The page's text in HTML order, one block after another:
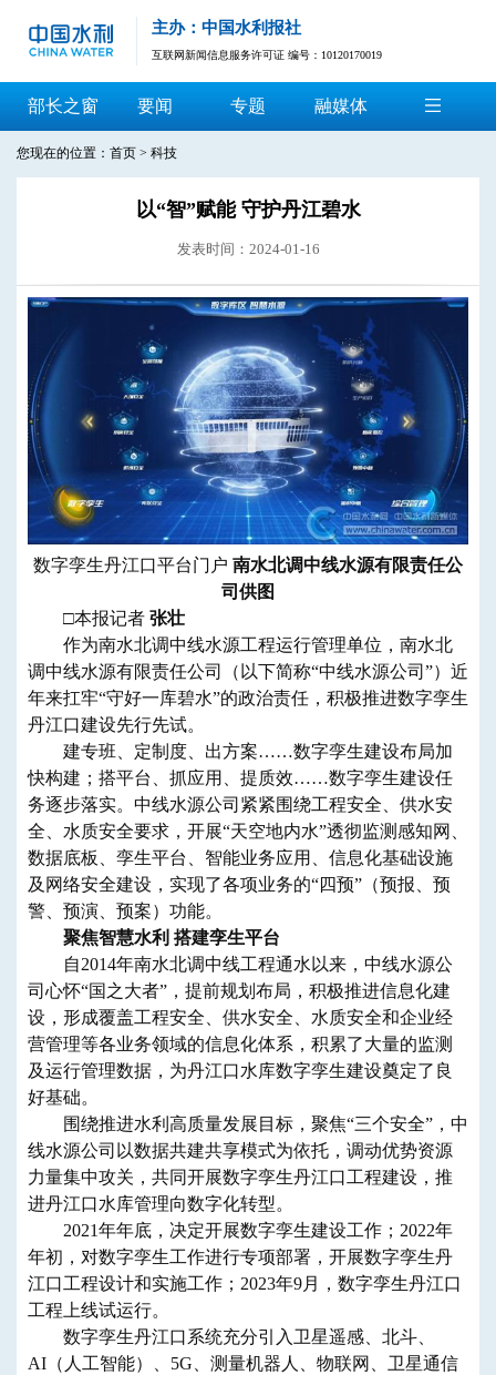
主办：中国水利报社
互联网新闻信息服务许可证 编号：10120170019
部长之窗 要闻 专题 融媒体
您现在的位置： 首页 > 科技
以“智”赋能 守护丹江碧水
发表时间：2024-01-16
数字孪生丹江口平台门户 南水北调中线水源有限责任公
司供图
□本报记者 张壮
作为南水北调中线水源工程运行管理单位，南水北
调中线水源有限责任公司（以下简称“中线水源公司”）近
年来扛牢“守好一库碧水”的政治责任，积极推进数字孪生
丹江口建设先行先试。
建专班、定制度、出方案……数字孪生建设布局加
快构建；搭平台、抓应用、提质效……数字孪生建设任
务逐步落实。中线水源公司紧紧围绕工程安全、供水安
全、水质安全要求，开展“天空地内水”透彻监测感知网、
数据底板、孪生平台、智能业务应用、信息化基础设施
及网络安全建设，实现了各项业务的“四预”（预报、预
警、预演、预案）功能。
聚焦智慧水利 搭建孪生平台
自2014年南水北调中线工程通水以来，中线水源公
司心怀“国之大者”，提前规划布局，积极推进信息化建
设，形成覆盖工程安全、供水安全、水质安全和企业经
营管理等各业务领域的信息化体系，积累了大量的监测
及运行管理数据，为丹江口水库数字孪生建设奠定了良
好基础。
围绕推进水利高质量发展目标，聚焦“三个安全”，中
线水源公司以数据共建共享模式为依托，调动优势资源
力量集中攻关，共同开展数字孪生丹江口工程建设，推
进丹江口水库管理向数字化转型。
2021年年底，决定开展数字孪生建设工作；2022年
年初，对数字孪生工作进行专项部署，开展数字孪生丹
江口工程设计和实施工作；2023年9月，数字孪生丹江口
工程上线试运行。
数字孪生丹江口系统充分引入卫星遥感、北斗、
AI（人工智能）、5G、测量机器人、物联网、卫星通信